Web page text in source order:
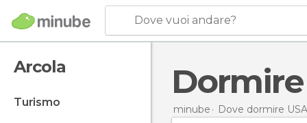
Dove vuoi andare?
Arcola
turismo
minube Dove dormire USA